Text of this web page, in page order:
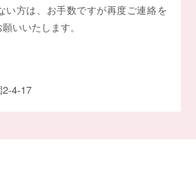
い方は、お手数ですが再度ご連絡を
いいたします。
2-4-17